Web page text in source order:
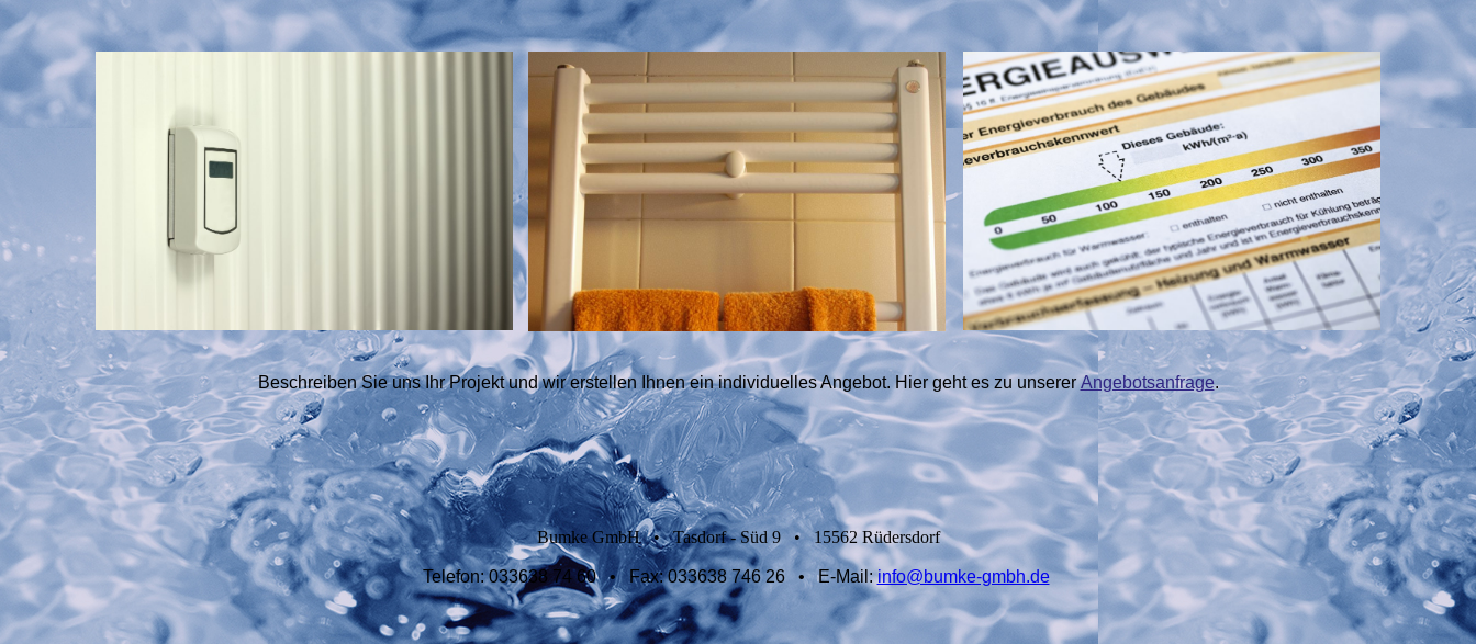
Beschreiben Sie uns Ihr Projekt und wir erstellen Ihnen ein individuelles Angebot. Hier geht es zu unsererAngebotsanfrage.
Bumke GmbH•Tasdorf - Süd 9 •15562 Rüdersdorf
Telefon:033638 74 60 • Fax:033638 746 26 •E-Mail:info@bumke-gmbh.de